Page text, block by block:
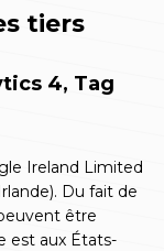
tiers
4, Tag
Ireland Limited
Du fait de
être
est aux États-